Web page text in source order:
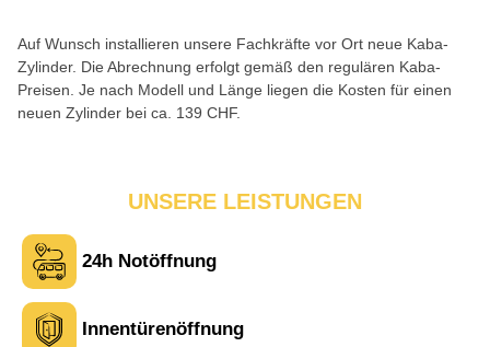
Auf Wunsch installieren unsere Fachkräfte vor Ort neue Kaba-
Zylinder. Die Abrechnung erfolgt gemäß den regulären Kaba-
Preisen. Je nach Modell und Länge liegen die Kosten für einen
neuen Zylinder bei ca. 139 CHF.
UNSERE LEISTUNGEN
24h Notöffnung
Innentürenöffnung